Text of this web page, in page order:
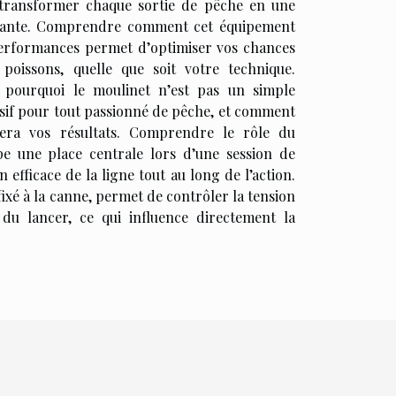
chaque sortie de pêche en une
Comprendre comment cet équipement
permet d’optimiser vos chances
quelle que soit votre technique.
le moulinet n’est pas un simple
pour tout passionné de pêche, et comment
vos résultats. Comprendre le rôle du
une place centrale lors d’une session de
efficace de la ligne tout au long de l’action.
à la canne, permet de contrôler la tension
lancer, ce qui influence directement la